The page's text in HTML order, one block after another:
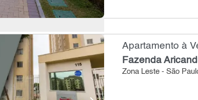
Apartamento à
Fazenda
Zona Leste - São